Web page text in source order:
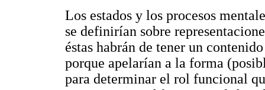
Los estados y los procesos
se definirían sobre
éstas habrán de tener un
porque apelarían a la forma
para determinar el rol funcional